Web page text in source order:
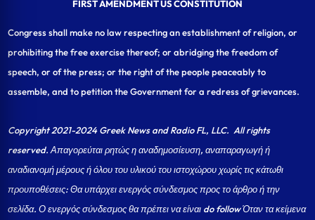
FIRST AMENDMENT US CONSTITUTION
Congress shall make no law respecting an establishment of religion, or
prohibiting the free exercise thereof; or abridging the freedom of
speech, or of the press; or the right of the people peaceably to
assemble, and to petition the Government for a redress of grievances.
Copyright 2021-2024 Greek News and Radio FL, LLC. All rights
reserved. Απαγορεύται ρητώς η αναδημοσίευση, αναπαραγωγή ή
αναδιανομή μέρους ή όλου του υλικού του ιστοχώρου χωρίς τις κάτωθι
προυποθέσεις: Θα υπάρχει ενεργός σύνδεσμος προς το άρθρο ή την
σελίδα.Ο ενεργός σύνδεσμος θα πρέπει να είναι do follow Όταν τα κείμενα